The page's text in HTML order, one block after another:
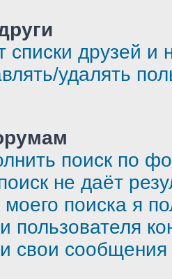
списки друзей и
удалять
поиск по
не даёт
моего поиска я
пользователя
свои